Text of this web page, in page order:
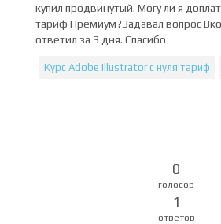
купил продвинутый. Могу ли я
тариф Премиум?Задавал вопрос
ответил за 3 дня. Спасибо
Курс Adobe Illustrator с нуля тариф
0
голосов
1
ответов